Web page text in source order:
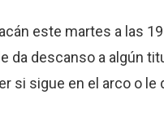
este martes a las
da descanso a algún
si sigue en el arco o le